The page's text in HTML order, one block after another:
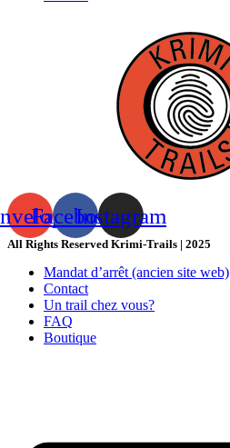
FacebookInstagram
All Rights Reserved Krimi-Trails | 2025
Mandat d’arrêt (ancien site web)
Contact
Un trail chez vous?
FAQ
Boutique